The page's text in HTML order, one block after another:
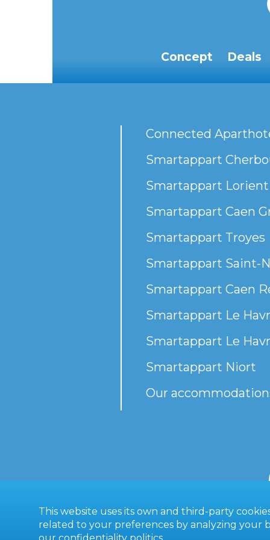
Concept Deals
Connected
Smartappart
Smartappart Lorient
Smartappart Caen
Smartappart Troyes
Smartappart Saint-
Smartappart Caen
Smartappart Le
Smartappart Le
Smartappart Niort
Our
This website uses its own and third-party
related to your preferences by analyzing your